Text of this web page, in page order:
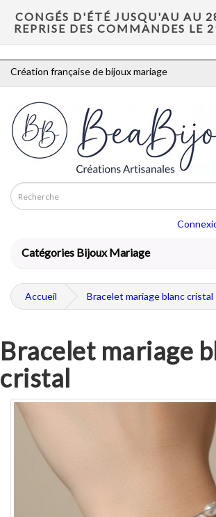
CONGÉS D'ÉTÉ JUSQU'AU AU
REPRISE DES COMMANDES LE
Création française de bijoux mariage
Catégories Bijoux Mariage
Accueil Bracelet mariage blanc cristal
Bracelet mariage
cristal